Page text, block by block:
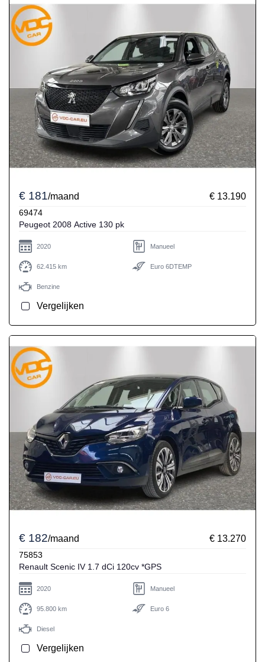
€ 181/maand € 13.190
69474
Peugeot 2008 Active 130 pk
2020 Manueel
62.415 km Euro 6DTEMP
Benzine
Vergelijken
€ 182/maand € 13.270
75853
Renault Scenic IV 1.7 dCi 120cv *GPS
2020 Manueel
95.800 km Euro 6
Diesel
Vergelijken